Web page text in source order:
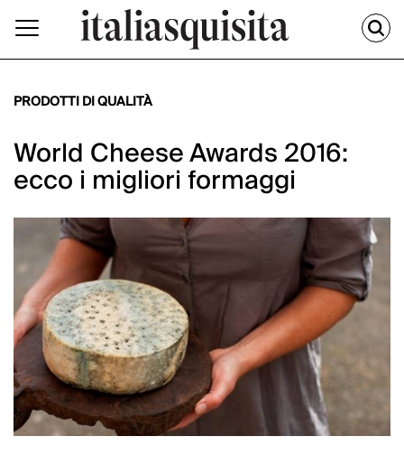
PRODOTTI DI QUALITÀ
World Cheese Awards 2016:
ecco i migliori formaggi